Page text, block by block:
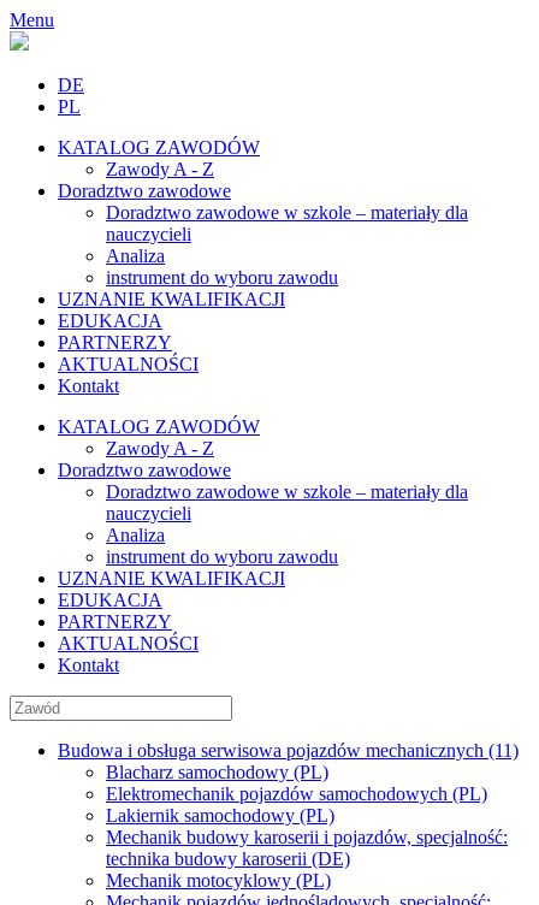
Menu
DE
PL
KATALOG ZAWODÓW
Zawody A - Z
Doradztwo zawodowe
Doradztwo zawodowe w szkole – materiały dla
nauczycieli
Analiza
instrument do wyboru zawodu
UZNANIE KWALIFIKACJI
EDUKACJA
PARTNERZY
AKTUALNOŚCI
Kontakt
KATALOG ZAWODÓW
Zawody A - Z
Doradztwo zawodowe
Doradztwo zawodowe w szkole – materiały dla
nauczycieli
Analiza
instrument do wyboru zawodu
UZNANIE KWALIFIKACJI
EDUKACJA
PARTNERZY
AKTUALNOŚCI
Kontakt
Budowa i obsługa serwisowa pojazdów mechanicznych (11)
Blacharz samochodowy (PL)
Elektromechanik pojazdów samochodowych (PL)
Lakiernik samochodowy (PL)
Mechanik budowy karoserii i pojazdów, specjalność:
technika budowy karoserii (DE)
Mechanik motocyklowy (PL)